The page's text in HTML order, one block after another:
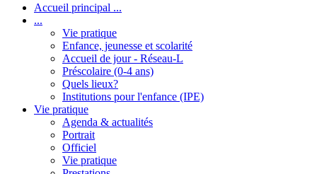
Accueil principal ...
...
Vie pratique
Enfance, jeunesse et scolarité
Accueil de jour - Réseau-L
Préscolaire (0-4 ans)
Quels lieux?
Institutions pour l'enfance (IPE)
Vie pratique
Agenda & actualités
Portrait
Officiel
Vie pratique